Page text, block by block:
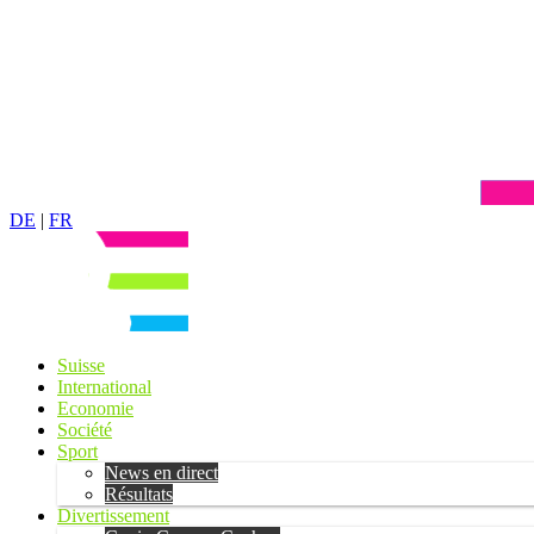
DE | FR
Suisse
International
Economie
Société
Sport
News en direct
Résultats
Divertissement